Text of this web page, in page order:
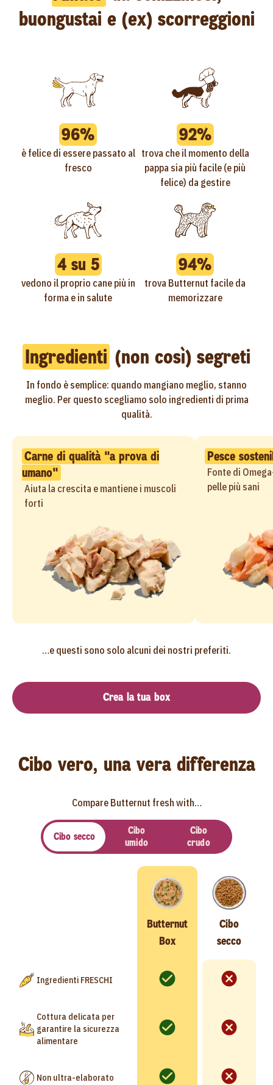
buongustai e (ex) scorreggioni
96%
è felice di essere passato al
fresco
92%
trova che il momento della
pappa sia più facile (e più
felice) da gestire
4 su 5
vedono il proprio cane più in
forma e in salute
94%
trova Butternut facile da
memorizzare
Ingredienti (non così) segreti
In fondo è semplice: quando mangiano meglio, stanno
meglio. Per questo scegliamo solo ingredienti di prima
qualità.
Carne di qualità "a prova di
umano"
Aiuta la crescita e mantiene i muscoli
forti
Pesce
Fonte di
pelle più sani
…e questi sono solo alcuni dei nostri preferiti.
Crea la tua box
Cibo vero, una vera differenza
Compare Butternut fresh with…
Cibo secco
Cibo
umido
Cibo
crudo
Butternut
Box
Cibo
secco
Ingredienti FRESCHI
Cottura delicata per
garantire la sicurezza
alimentare
Non ultra-elaborato